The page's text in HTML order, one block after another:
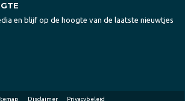
en blijf op de hoogte van de laatste nieuwtjes
Disclaimer Privacybeleid